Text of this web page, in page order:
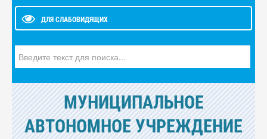
ДЛЯ СЛАБОВИДЯЩИХ
МУНИЦИПАЛЬНОЕ
АВТОНОМНОЕ УЧРЕЖДЕНИЕ